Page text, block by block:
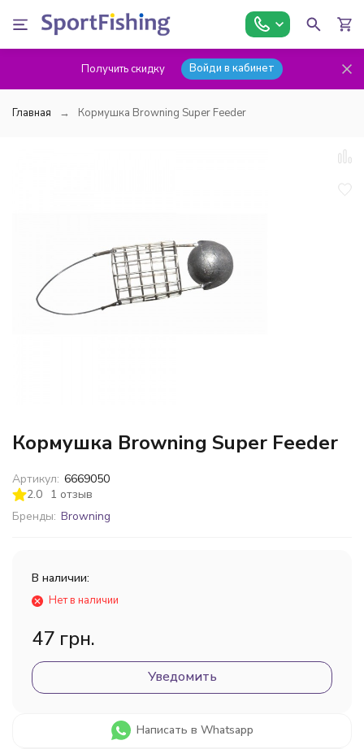
Получить скидку Войди в кабинет
Главная Кормушка Browning Super Feeder
Кормушка Browning Super Feeder
2.0 1 отзыв
Бренды: Browning
Артикул: 6669050
В наличии:
Нет в наличии
47 грн.
Уведомить
Написать в Whatsapp